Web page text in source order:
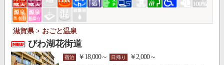
滋賀県 > おごと温泉
びわ湖花街道
宿泊 ￥18,000～ 日帰り
￥2,000～